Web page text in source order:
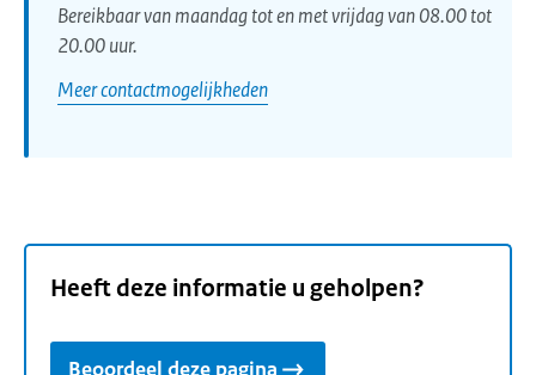
Bereikbaar van maandag tot en met vrijdag van 08.00 tot
20.00 uur.
Meer contactmogelijkheden
Heeft deze informatie u geholpen?
Beoordeel deze pagina